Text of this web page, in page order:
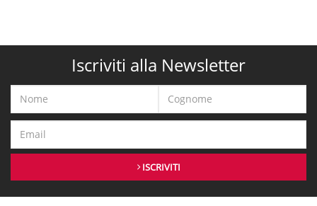
Iscriviti alla Newsletter
ISCRIVITI